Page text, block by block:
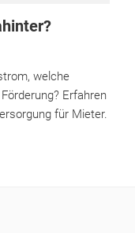
welche
Erfahren
für Mieter.